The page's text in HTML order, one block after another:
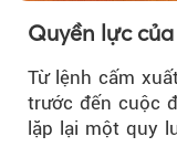
Quyền lực
Từ lệnh cấm
trước đến cuộc
lặp lại một quy